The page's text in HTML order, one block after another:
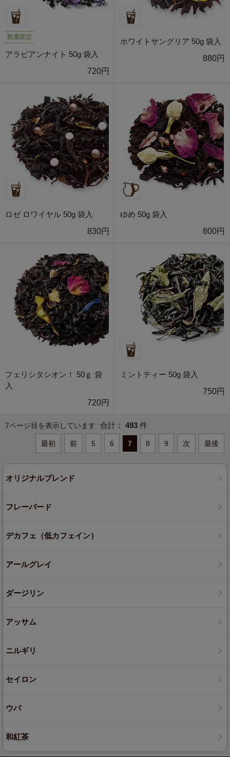
数量限定
アラビアンナイト 50g 袋入
720円
ホワイトサングリア 50g 袋入
880円
ロゼ ロワイヤル 50g 袋入
830円
ゆめ 50g 袋入
800円
フェリシタシオン！ 50ｇ 袋
入
720円
ミントティー 50g 袋入
750円
7ページ目を表示しています 合計： 493 件
最初 前 5 6 7 8 9 次 最後
オリジナルブレンド
フレーバード
デカフェ（低カフェイン）
アールグレイ
ダージリン
アッサム
ニルギリ
セイロン
ウバ
和紅茶